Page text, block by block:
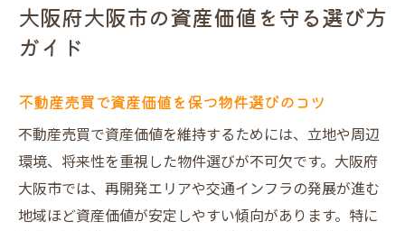
大阪府大阪市の資産価値を守る選び方
ガイド
不動産売買で資産価値を保つ物件選びのコツ
不動産売買で資産価値を維持するためには、立地や周辺
環境、将来性を重視した物件選びが不可欠です。大阪府
大阪市では、再開発エリアや交通インフラの発展が進む
地域ほど資産価値が安定しやすい傾向があります。特に